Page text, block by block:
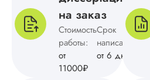
на заказ
Стоимость
работы:
от
11000₽
Срок
написания:
от 6 дней